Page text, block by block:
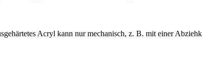
Acryl kann nur mechanisch, z. B. mit einer